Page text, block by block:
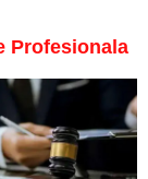
Profesionala